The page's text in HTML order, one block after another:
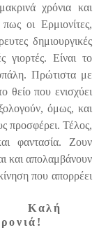
χρόνια και
οι Ερμιονίτες,
δημιουργικές
Είναι το
Πρώτιστα με
θείο που ενισχύει
όμως, και
προσφέρει. Τέλος,
φαντασία. Ζουν
και απολαμβάνουν
που απορρέει
Καλή